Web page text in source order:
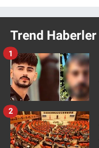
Trend Haberler
1
2